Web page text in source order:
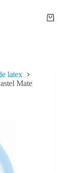
Carro
latex
Mate